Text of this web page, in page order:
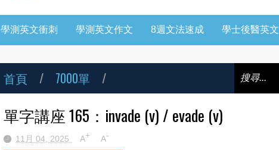
學測英文衝刺 學測英文作文 8週文法速成 學士後醫英文
首頁 / 7000單 /
單字講座 165：invade (v) / evade (v)
11月 04, 2025 A+ A-